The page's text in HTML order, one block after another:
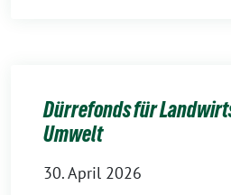
Dürrefonds für
Umwelt
30. April 2026